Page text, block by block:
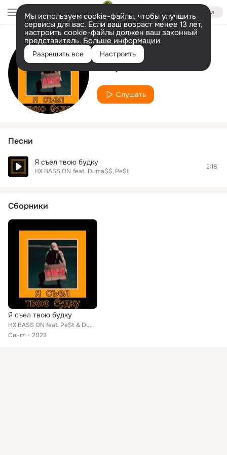
Войти
Мы используем cookie-файлы, чтобы улучшить
сервисы для вас. Если ваш возраст менее 13 лет,
настроить cookie-файлы должен ваш законный
представитель. Больше информации
Разрешить все Настроить
Исполнитель
Pe$t
Слушать
Песни
Я съел твою будку
HX BASS ON feat. Duma$$ Pe$t
2:18
Сборники
Я съел твою будку
HX BASS ON feat. Pe$t & Duma$$
Сингл
2023